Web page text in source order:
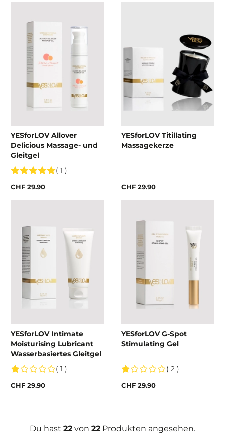
YESforLOV Allover
Delicious Massage- und
Gleitgel
( 1 )
CHF 29.90
YESforLOV Titillating
Massagekerze
CHF 29.90
YESforLOV Intimate
Moisturising Lubricant
Wasserbasiertes Gleitgel
( 1 )
CHF 29.90
YESforLOV G-Spot
Stimulating Gel
( 2 )
CHF 29.90
Du hast 22 von 22 Produkten angesehen.